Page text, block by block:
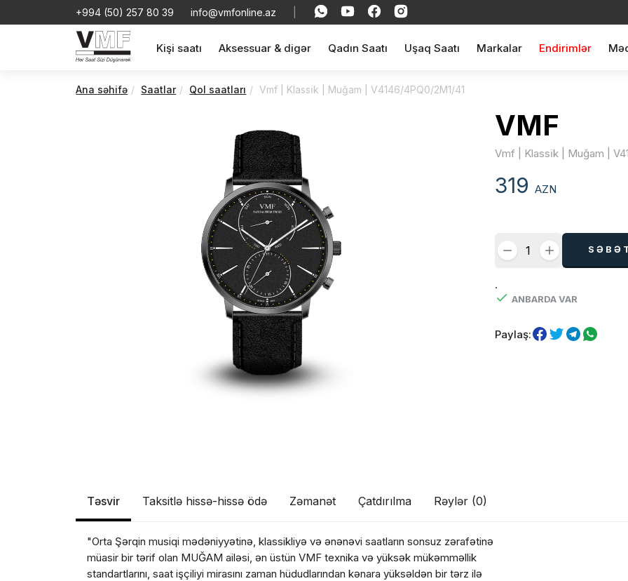
+994 (50) 257 80 39 info@vmfonline.az
Kişi saatı Aksessuar & digər Qadın Saatı Uşaq Saatı Markalar Endirimlər
Ana səhifə Saatlar Qol saatları Vmf | Klassi̇k | Muğam | V4146/4PQ0/2M1/41
VMF
Vmf | Klassi̇k | Muğam |
319 AZN
.
ANBARDA VAR
Paylaş:
Təsvir Taksitlə hissə-hissə ödə Zəmanət Çatdırılma Rəylər (0)
"Orta Şərqin musiqi mədəniyyətinə, klassikliyə və ənənəvi saatların sonsuz zərafətinə
müasir bir tərif olan MUĞAM ailəsi, ən üstün VMF texnika və yüksək mükəmməllik
standartlarını, saat işçiliyi mirasını zaman hüdudlarından kənara yüksəldən bir tərz ilə